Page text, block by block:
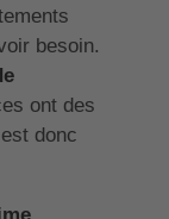
besoin.
ont des
donc